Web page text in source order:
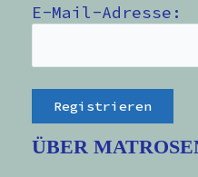
E-Mail-Adresse:
ÜBER